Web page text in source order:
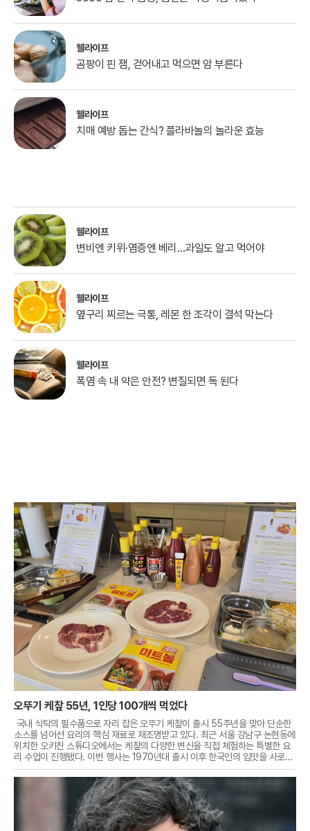
웰라이프
곰팡이 핀 잼, 걷어내고 먹으면 암 부른다
웰라이프
치매 예방 돕는 간식? 플라바놀의 놀라운 효능
웰라이프
변비엔 키위·염증엔 베리…과일도 알고 먹어야
웰라이프
옆구리 찌르는 극통, 레몬 한 조각이 결석 막는다
웰라이프
폭염 속 내 약은 안전? 변질되면 독 된다
오뚜기 케챂 55년, 1인당 100개씩 먹었다
국내 식탁의 필수품으로 자리 잡은 오뚜기 케챂이 출시 55주년을 맞아 단순한
소스를 넘어선 요리의 핵심 재료로 재조명받고 있다. 최근 서울 강남구 논현동에
위치한 오키친 스튜디오에서는 케챂의 다양한 변신을 직접 체험하는 특별한 요
리 수업이 진행됐다. 이번 행사는 1970년대 출시 이후 한국인의 입맛을 사로잡
으며